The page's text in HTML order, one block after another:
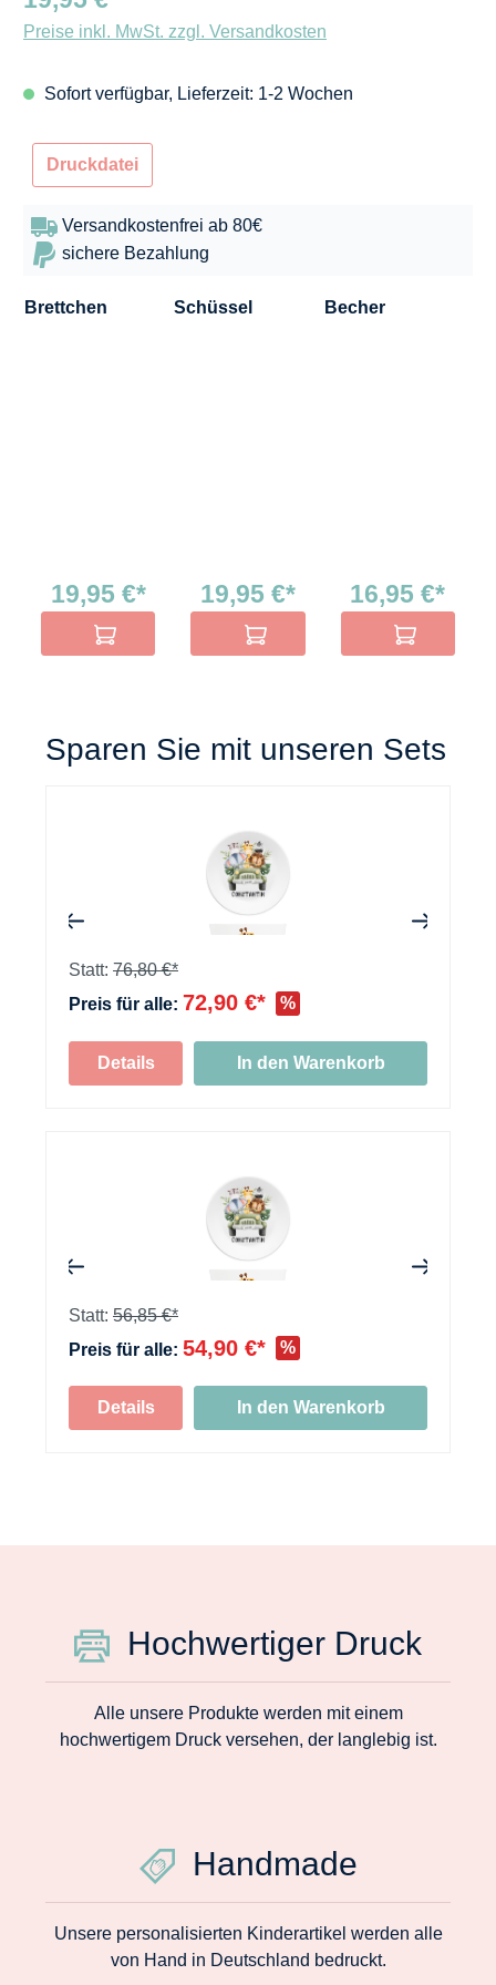
Brettchen
19,95 €*
In den Warenkorb
Schüssel
19,95 €*
In den Warenkorb
Becher
16,95 €*
In den
Preise inkl. MwSt. zzgl. Versandkosten
Sofort verfügbar, Lieferzeit: 1-2 Wochen
Druckdatei
Versandkostenfrei ab 80€
sichere Bezahlung
Sparen Sie mit unseren Sets
Statt: 76,80 €*
Preis für alle: 72,90 €* %
Details In den Warenkorb
Statt: 56,85 €*
Preis für alle: 54,90 €* %
Details In den Warenkorb
Hochwertiger Druck
Alle unsere Produkte werden mit einem
hochwertigem Druck versehen, der langlebig ist.
Handmade
Unsere personalisierten Kinderartikel werden alle
von Hand in Deutschland bedruckt.